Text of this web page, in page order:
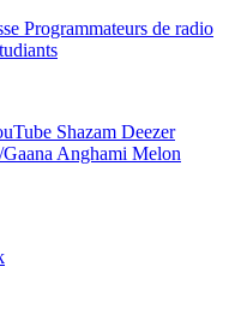
Programmateurs de radio
Shazam Deezer
Anghami Melon